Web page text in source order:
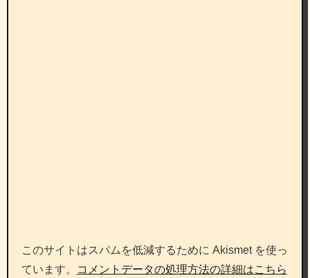
このサイトはスパムを低減するために Akismet を使っ
ています。
コメントデータの処理方法の詳細はこちら